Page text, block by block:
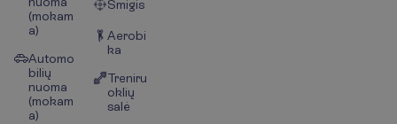
(mokam
a)
Automo
bilių
nuoma
(mokam
a)
Smigis
Aerobi
ka
Treniru
oklių
salė